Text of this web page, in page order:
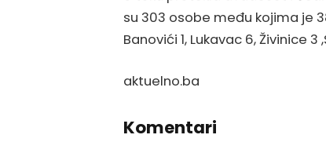
su 303 osobe među kojima je
Banovići 1, Lukavac 6, Živinice
aktuelno.ba
Komentari